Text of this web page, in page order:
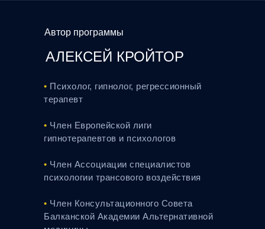
• Психолог, гипнолог, регрессионный
терапевт
• Член Европейской лиги
гипнотерапевтов и психологов
• Член Ассоциации специалистов
психологии трансовoго воздействия
• Член Консультационного Совета
Балканской Академии Альтернативной
Автор программы
АЛЕКСЕЙ КРОЙТОР